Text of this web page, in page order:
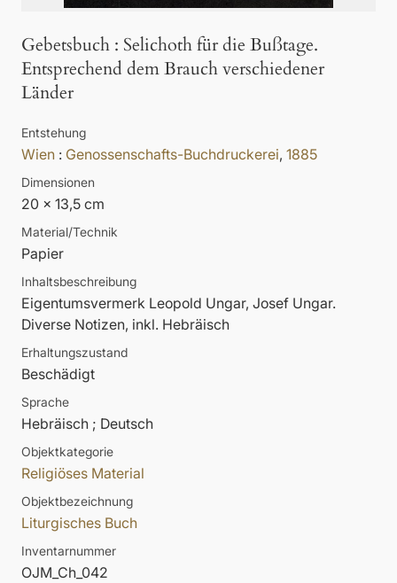
Gebetsbuch : Selichoth für die Bußtage.
Entsprechend dem Brauch verschiedener
Länder
Entstehung
Wien : Genossenschafts-Buchdruckerei, 1885
Dimensionen
20 x 13,5 cm
Material/Technik
Papier
Inhaltsbeschreibung
Eigentumsvermerk Leopold Ungar, Josef Ungar.
Diverse Notizen, inkl. Hebräisch
Erhaltungszustand
Beschädigt
Sprache
Hebräisch ; Deutsch
Objektkategorie
Religiöses Material
Objektbezeichnung
Liturgisches Buch
Inventarnummer
OJM_Ch_042